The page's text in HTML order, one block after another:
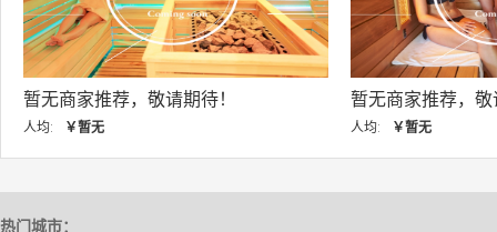
暂无商家推荐，敬请期待！ 暂无
热门城市：